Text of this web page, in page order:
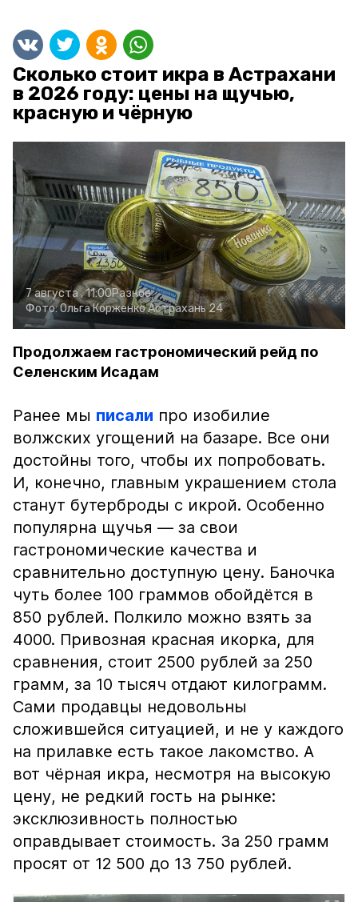
Сколько стоит икра в Астрахани
в 2026 году: цены на щучью,
красную и чёрную
7 августа , 11:00Разное
Фото:Ольга КорженкоАстрахань 24
Продолжаем гастрономический рейд по
Селенским Исадам
Ранее мы писали про изобилие
волжских угощений на базаре. Все они
достойны того, чтобы их попробовать.
И, конечно, главным украшением стола
станут бутерброды с икрой. Особенно
популярна щучья — за свои
гастрономические качества и
сравнительно доступную цену. Баночка
чуть более 100 граммов обойдётся в
850 рублей. Полкило можно взять за
4000. Привозная красная икорка, для
сравнения, стоит 2500 рублей за 250
грамм, за 10 тысяч отдают килограмм.
Сами продавцы недовольны
сложившейся ситуацией, и не у каждого
на прилавке есть такое лакомство. А
вот чёрная икра, несмотря на высокую
цену, не редкий гость на рынке:
эксклюзивность полностью
оправдывает стоимость. За 250 грамм
просят от 12 500 до 13 750 рублей.